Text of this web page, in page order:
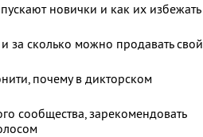
новички и как их избежать
за сколько можно продавать свой
почему в дикторском
сообщества, зарекомендовать